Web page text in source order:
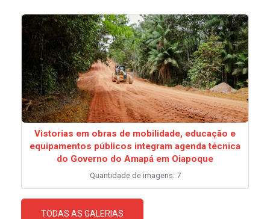
Vistorias em obras de mobilidade, educação e
equipamentos públicos integram agenda técnica
do Governo do Amapá em Oiapoque
Quantidade de imagens: 7
TODAS AS GALERIAS